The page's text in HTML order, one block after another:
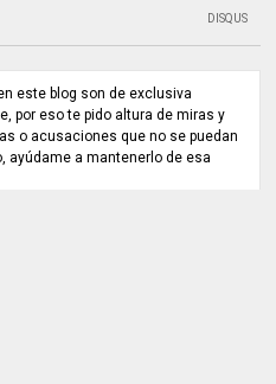
DISQUS
este blog son de exclusiva
por eso te pido altura de miras y
o acusaciones que no se puedan
ayúdame a mantenerlo de esa